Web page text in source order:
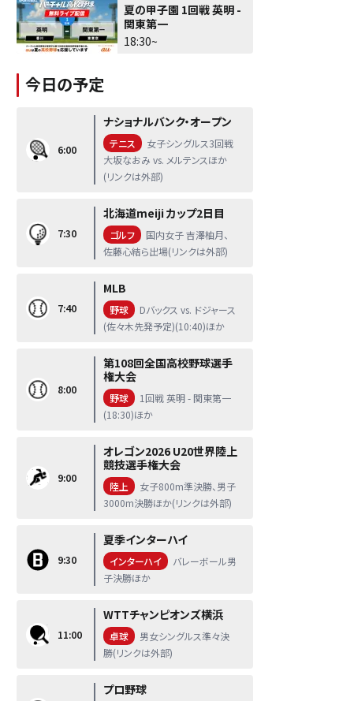
夏の甲子園 1回戦 英明 -
関東第一
18:30~
今日の予定
6:00
ナショナルバンク・オープン
テニス
女子シングルス3回戦
大坂なおみ vs. メルテンスほか
(リンクは外部)
7:30
北海道meiji カップ2日目
ゴルフ
国内女子 吉澤柚月、
佐藤心結ら出場(リンクは外部)
7:40
MLB
野球
Dバックス vs. ドジャース
(佐々木先発予定)(10:40)ほか
8:00
第108回全国高校野球選手
権大会
野球
1回戦 英明 - 関東第一
(18:30)ほか
9:00
オレゴン2026 U20世界陸上
競技選手権大会
陸上
女子800m準決勝、男子
3000m決勝ほか(リンクは外部)
9:30
夏季インターハイ
インターハイ
バレーボール男
子決勝ほか
11:00
WTTチャンピオンズ横浜
卓球
男女シングルス準々決
勝(リンクは外部)
プロ野球